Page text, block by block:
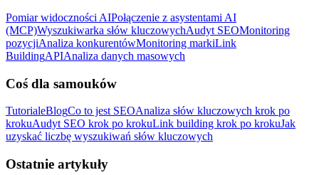
Pomiar widoczności AIPołączenie z asystentami AI
(MCP)Wyszukiwarka słów kluczowychAudyt SEOMonitoring
pozycjiAnaliza konkurentówMonitoring markiLink
BuildingAPIAnaliza danych masowych
Coś dla samouków
TutorialeBlogCo to jest SEOAnaliza słów kluczowych krok po
krokuAudyt SEO krok po krokuLink building krok po krokuJak
uzyskać liczbę wyszukiwań słów kluczowych
Ostatnie artykuły